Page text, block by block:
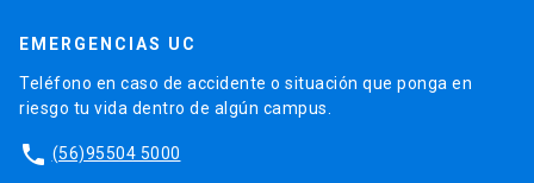
EMERGENCIAS UC
Teléfono en caso de accidente o situación que ponga en
riesgo tu vida dentro de algún campus.
phone (56)95504 5000